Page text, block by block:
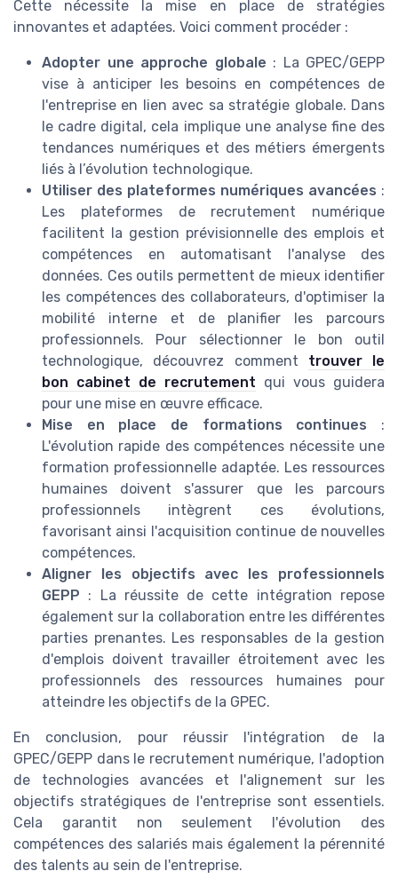
Cette nécessite la mise en place de stratégies
innovantes et adaptées. Voici comment procéder :
Adopter une approche globale : La GPEC/GEPP
vise à anticiper les besoins en compétences de
l'entreprise en lien avec sa stratégie globale. Dans
le cadre digital, cela implique une analyse fine des
tendances numériques et des métiers émergents
liés à l’évolution technologique.
Utiliser des plateformes numériques avancées :
Les plateformes de recrutement numérique
facilitent la gestion prévisionnelle des emplois et
compétences en automatisant l'analyse des
données. Ces outils permettent de mieux identifier
les compétences des collaborateurs, d'optimiser la
mobilité interne et de planifier les parcours
professionnels. Pour sélectionner le bon outil
technologique, découvrez comment trouver le
bon cabinet de recrutement qui vous guidera
pour une mise en œuvre efficace.
Mise en place de formations continues :
L'évolution rapide des compétences nécessite une
formation professionnelle adaptée. Les ressources
humaines doivent s'assurer que les parcours
professionnels intègrent ces évolutions,
favorisant ainsi l'acquisition continue de nouvelles
compétences.
Aligner les objectifs avec les professionnels
GEPP : La réussite de cette intégration repose
également sur la collaboration entre les différentes
parties prenantes. Les responsables de la gestion
d'emplois doivent travailler étroitement avec les
professionnels des ressources humaines pour
atteindre les objectifs de la GPEC.
En conclusion, pour réussir l'intégration de la
GPEC/GEPP dans le recrutement numérique, l'adoption
de technologies avancées et l'alignement sur les
objectifs stratégiques de l'entreprise sont essentiels.
Cela garantit non seulement l'évolution des
compétences des salariés mais également la pérennité
des talents au sein de l'entreprise.